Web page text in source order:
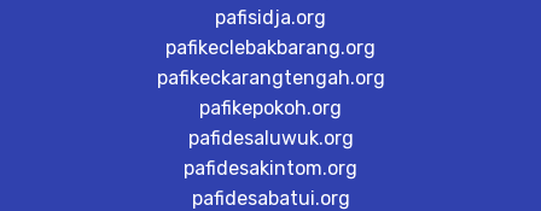
pafisidja.org
pafikeclebakbarang.org
pafikeckarangtengah.org
pafikepokoh.org
pafidesaluwuk.org
pafidesakintom.org
pafidesabatui.org